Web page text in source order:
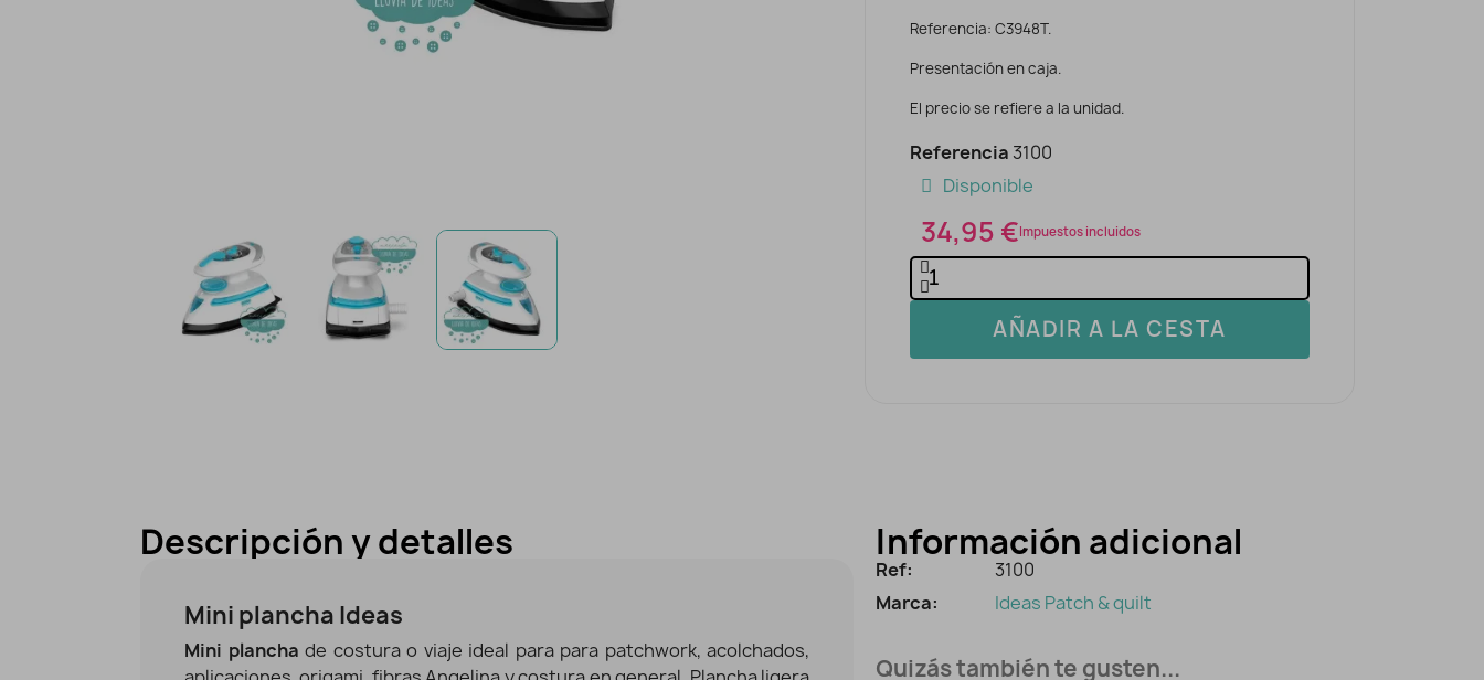
Referencia: C3948T.
Presentación en caja.
El precio se refiere a la unidad.
Referencia 3100
Disponible
34,95 €Impuestos incluidos
AÑADIR A LA CESTA
Descripción y detalles
Mini plancha Ideas
Mini plancha de costura o viaje ideal para para patchwork, acolchados,
Información adicional
Ref:
3100
Marca:
Ideas Patch & quilt
Quizás también te gusten...